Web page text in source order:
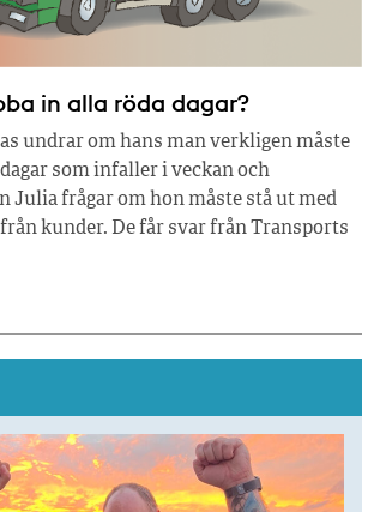
in alla röda dagar?
undrar om hans man verkligen måste
som infaller i veckan och
Julia frågar om hon måste stå ut med
kunder. De får svar från Transports